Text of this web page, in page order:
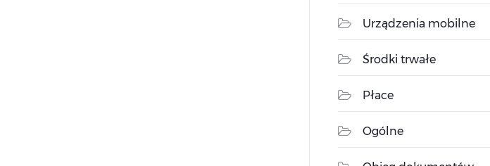
Urządzenia mobilne
Środki trwałe
Płace
Ogólne